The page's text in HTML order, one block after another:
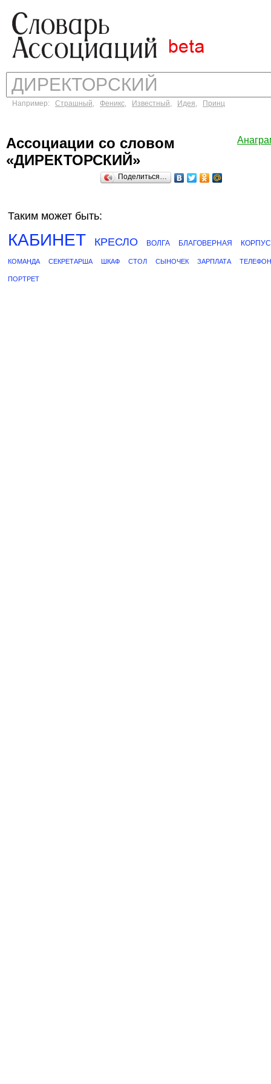
Например: Страшный, Феникс, Известный, Идея, Принц
Ассоциации со словом
«ДИРЕКТОРСКИЙ»
Поделиться…
Таким может быть:
КАБИНЕТ КРЕСЛО ВОЛГА БЛАГОВЕРНАЯ КОРПУС
КОМАНДА СЕКРЕТАРША ШКАФ СТОЛ СЫНОЧЕК ЗАРПЛАТА ТЕЛЕФОН
ПОРТРЕТ